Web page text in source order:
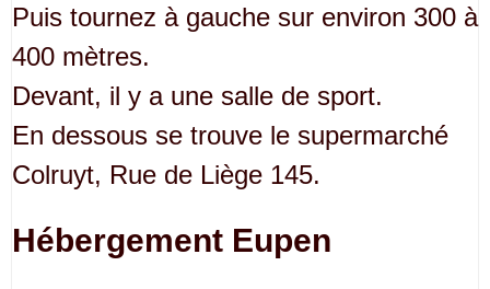
Puis tournez à gauche sur environ 300 à
400 mètres.
Devant, il y a une salle de sport.
En dessous se trouve le supermarché
Colruyt, Rue de Liège 145.
Hébergement Eupen